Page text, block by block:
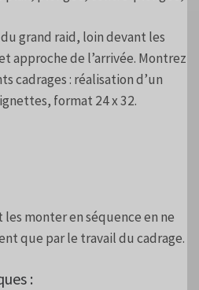
grand raid, loin devant les
approche de l’arrivée. Montrez
cadrages : réalisation d’un
format 24 x 32.
les monter en séquence en ne
que par le travail du cadrage.
: